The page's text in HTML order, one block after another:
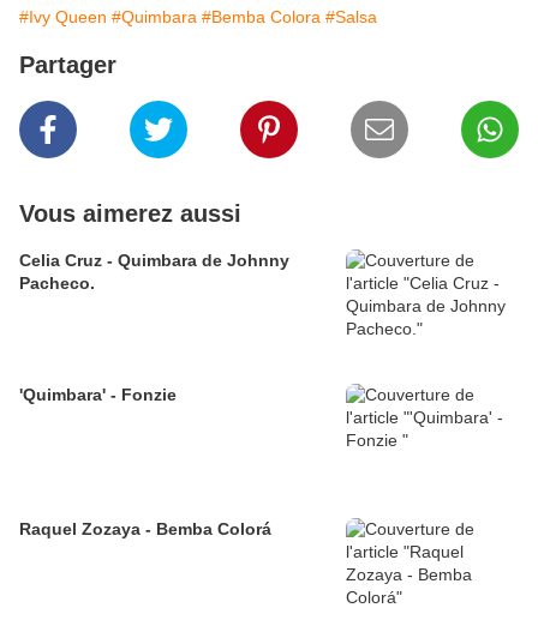
#Ivy Queen #Quimbara #Bemba Colora #Salsa
Partager
Vous aimerez aussi
Celia Cruz - Quimbara de Johnny
Pacheco.
'Quimbara' - Fonzie
Raquel Zozaya - Bemba Colorá